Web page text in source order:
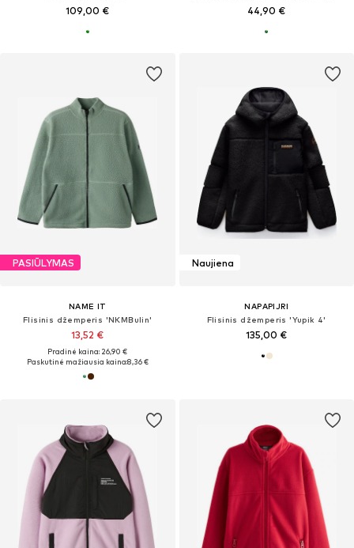
109,00 € 44,90 €
PASIŪLYMAS
NAME IT
Flisinis džemperis 'NKMBulin'
13,52 €
Pradinė kaina: 26,90 €
Paskutinė mažiausia kaina:8,36 €
Naujiena
NAPAPIJRI
Flisinis džemperis 'Yupik 4'
135,00 €